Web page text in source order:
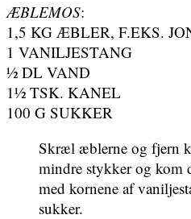
ÆBLEMOS:
1,5 KG ÆBLER, F.EKS.
1 VANILJESTANG
½ DL VAND
1½ TSK. KANEL
100 G SUKKER
Skræl æblerne og fjern
mindre stykker og kom
med kornene af
sukker.